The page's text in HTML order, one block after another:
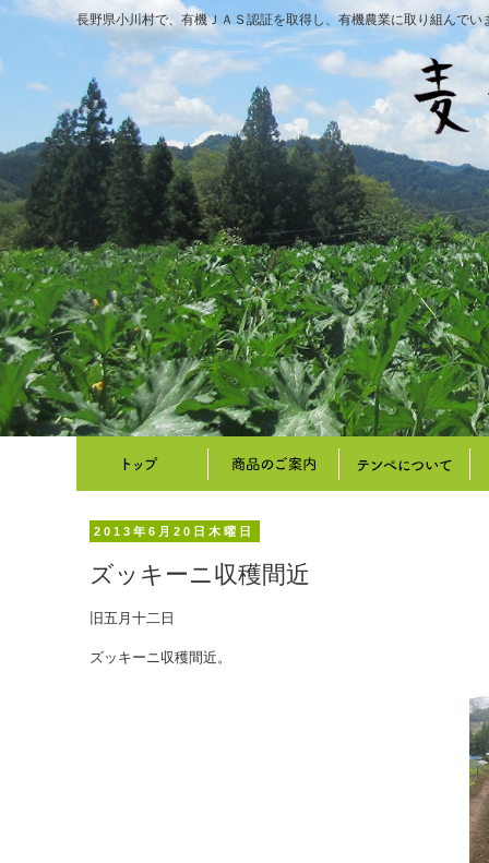
長野県小川村で、有機ＪＡＳ認証を取得し、有機農業に取り組んでい
2013年6月20日木曜日
ズッキーニ収穫間近
旧五月十二日
ズッキーニ収穫間近。